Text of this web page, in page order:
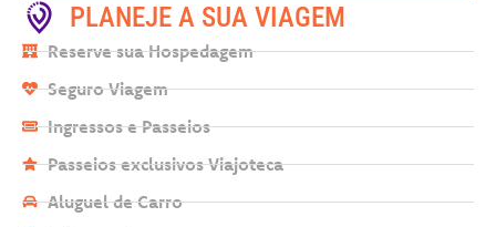
PLANEJE A SUA VIAGEM
Reserve sua Hospedagem
Seguro Viagem
Ingressos e Passeios
Passeios exclusivos Viajoteca
Aluguel de Carro